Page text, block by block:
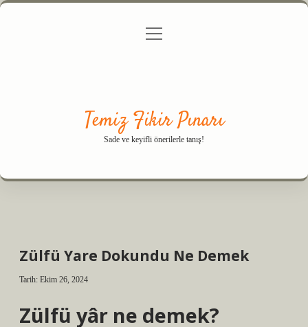
Gizlilik Politikası
menüyü
Temiz Fikir Pınarı
Sade ve keyifli önerilerle tanış!
Zülfü Yare Dokundu Ne Demek
Tarih: Ekim 26, 2024
Zülfü yâr ne demek?